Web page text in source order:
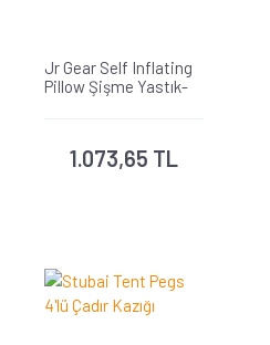
Jr Gear Self Inflating
Pillow Şişme Yastık-
1.073,65 TL